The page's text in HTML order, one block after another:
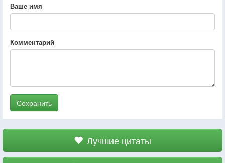
Ваше имя
Комментарий
Сохранить
Лучшие цитаты